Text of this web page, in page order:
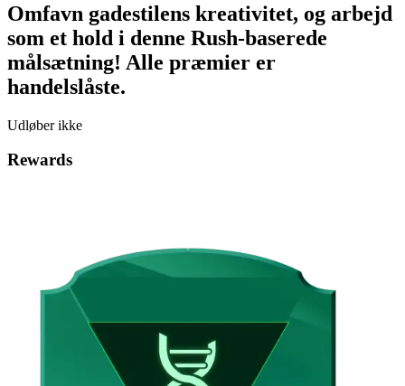
Omfavn gadestilens kreativitet, og arbejd
som et hold i denne Rush-baserede
målsætning! Alle præmier er
handelslåste.
Udløber ikke
Rewards